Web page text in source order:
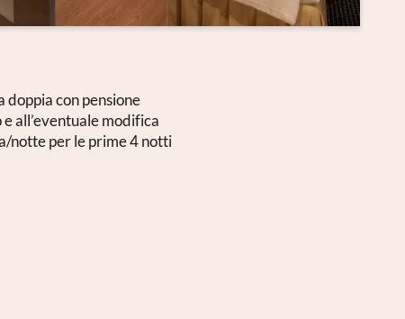
doppia con pensione
all’eventuale modifica
notte per le prime 4 notti